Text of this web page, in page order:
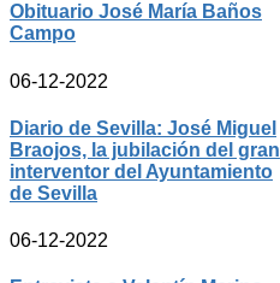
Obituario José María Baños
Campo
06-12-2022
Diario de Sevilla: José Miguel
Braojos, la jubilación del gran
interventor del Ayuntamiento
de Sevilla
06-12-2022